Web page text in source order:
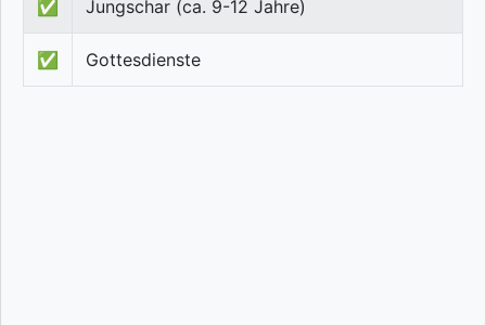
✅ Jungschar (ca. 9-12 Jahre)
✅ Gottesdienste